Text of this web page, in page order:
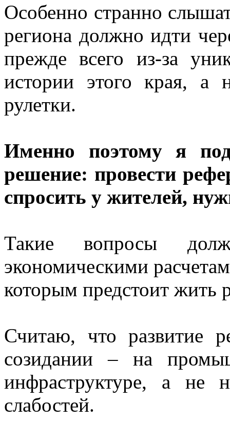
Особенно странно
региона должно идти
прежде всего из-за
истории этого края, а
рулетки.
Именно поэтому я
решение: провести
спросить у жителей,
Такие вопросы
экономическими
которым предстоит жить
Считаю, что развитие
созидании – на
инфраструктуре, а не
слабостей.